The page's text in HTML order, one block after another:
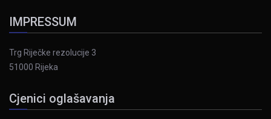
IMPRESSUM
Trg Riječke rezolucije 3
51000 Rijeka
Cjenici oglašavanja